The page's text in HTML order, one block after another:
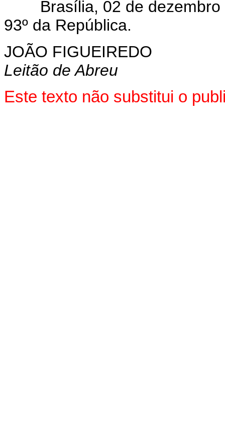
Brasília, 02 de dezembro
93º da República.
JOÃO FIGUEIREDO
Leitão de Abreu
Este texto não substitui o